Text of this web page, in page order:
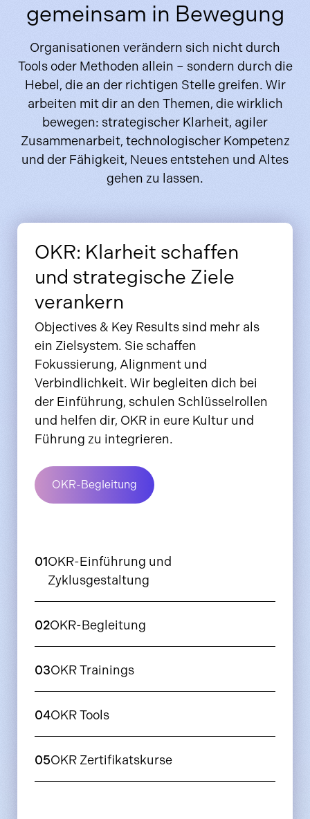
gemeinsam in Bewegung
Organisationen verändern sich nicht durch
Tools oder Methoden allein – sondern durch die
Hebel, die an der richtigen Stelle greifen. Wir
arbeiten mit dir an den Themen, die wirklich
bewegen: strategischer Klarheit, agiler
Zusammenarbeit, technologischer Kompetenz
und der Fähigkeit, Neues entstehen und Altes
gehen zu lassen.
OKR: Klarheit schaffen
und strategische Ziele
verankern
Objectives & Key Results sind mehr als
ein Zielsystem. Sie schaffen
Fokussierung, Alignment und
Verbindlichkeit. Wir begleiten dich bei
der Einführung, schulen Schlüsselrollen
und helfen dir, OKR in eure Kultur und
Führung zu integrieren.
OKR-Begleitung
01OKR-Einführung und
Zyklusgestaltung
02OKR-Begleitung
03OKR Trainings
04OKR Tools
05OKR Zertifikatskurse